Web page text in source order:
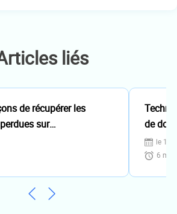
lui contacter par Facebook
à bientôt!…
liés
de récupérer les
sur
de
licence
le 18
6 min